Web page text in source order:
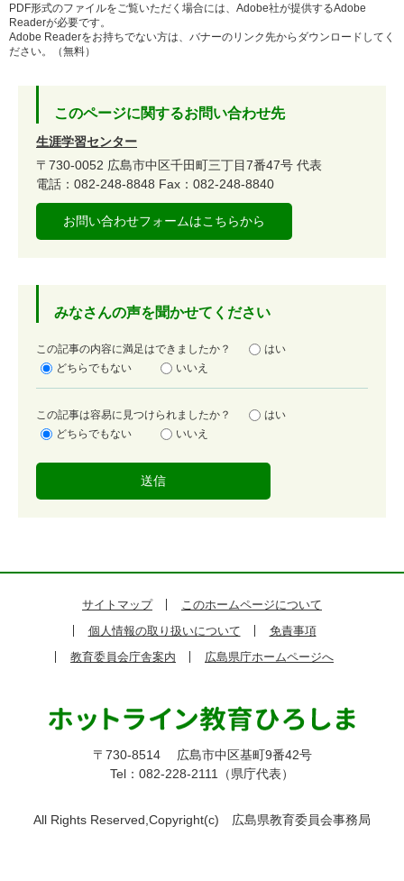
PDF形式のファイルをご覧いただく場合には、Adobe社が提供するAdobe
Readerが必要です。
Adobe Readerをお持ちでない方は、バナーのリンク先からダウンロードしてく
ださい。（無料）
このページに関するお問い合わせ先
生涯学習センター
〒730-0052 広島市中区千田町三丁目7番47号 代表
電話：082-248-8848 Fax：082-248-8840
お問い合わせフォームはこちらから
みなさんの声を聞かせてください
満
足
この記事の内容に満足はできましたか？
はい
どちらでもない
いいえ
容
易
この記事は容易に見つけられましたか？
はい
どちらでもない
いいえ
サイトマップ
このホームページについて
個人情報の取り扱いについて
免責事項
教育委員会庁舎案内
広島県庁ホームページへ
〒730-8514
広島市中区基町9番42号
Tel：082-228-2111（県庁代表）
All Rights Reserved,Copyright(c) 広島県教育委員会事務局